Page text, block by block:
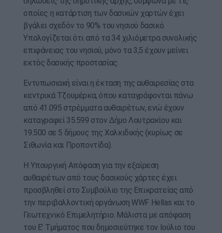
οποίες η κατάρτιση των δασικών χαρτών έχει
βγάλει σχεδόν το 90% του νησιού δασικό.
Υπολογίζεται ότι από τα 34 χιλιόμετρα συνολικής
επιφάνειας του νησιού, μόνο τα 3,5 έχουν μείνει
εκτός δασικής προστασίας.
Εντυπωσιακή είναι η έκταση της αυθαιρεσίας στα
κεντρικά Τζουμέρκα, όπου καταγράφονται πάνω
από 41.095 στρέμματα αυθαιρέτων, ενώ έχουν
καταγραφεί 35.599 στον Δήμο Λουτρακίου και
19.500 σε 5 δήμους της Χαλκιδικής (κυρίως σε
Σιθωνία και Προποντίδα).
Η Υπουργική Απόφαση για την εξαίρεση
αυθαιρέτων από τους δασικούς χάρτες έχει
προσβληθεί στο Συμβούλιο της Επικρατείας από
την περιβαλλοντική οργάνωση WWF Hellas και το
Γεωτεχνικό Επιμελητήριο. Μάλιστα με απόφαση
του Ε’ Τμήματος που δημοσιεύτηκε τον Ιούλιο του